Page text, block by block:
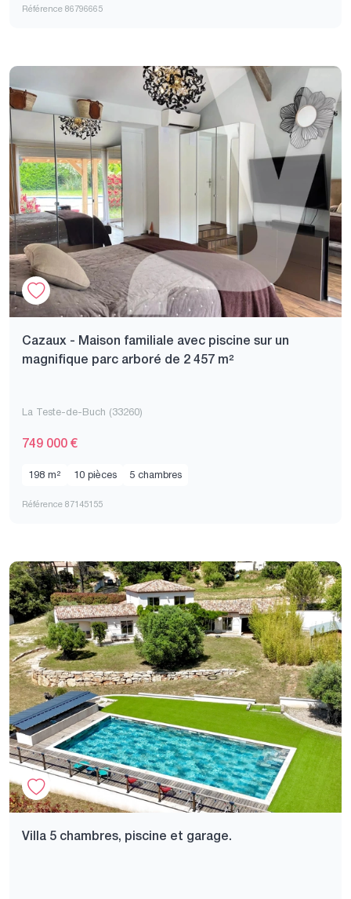
Référence 86796665
Cazaux - Maison familiale avec piscine sur un
magnifique parc arboré de 2 457 m²
La Teste-de-Buch (33260)
749 000 €
198 m² 10 pièces 5 chambres
Référence 87145155
Villa 5 chambres, piscine et garage.